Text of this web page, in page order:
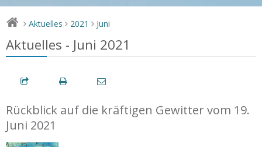
> Aktuelles > 2021 > Juni
Aktuelles - Juni 2021
Rückblick auf die kräftigen Gewitter vom 19.
Juni 2021